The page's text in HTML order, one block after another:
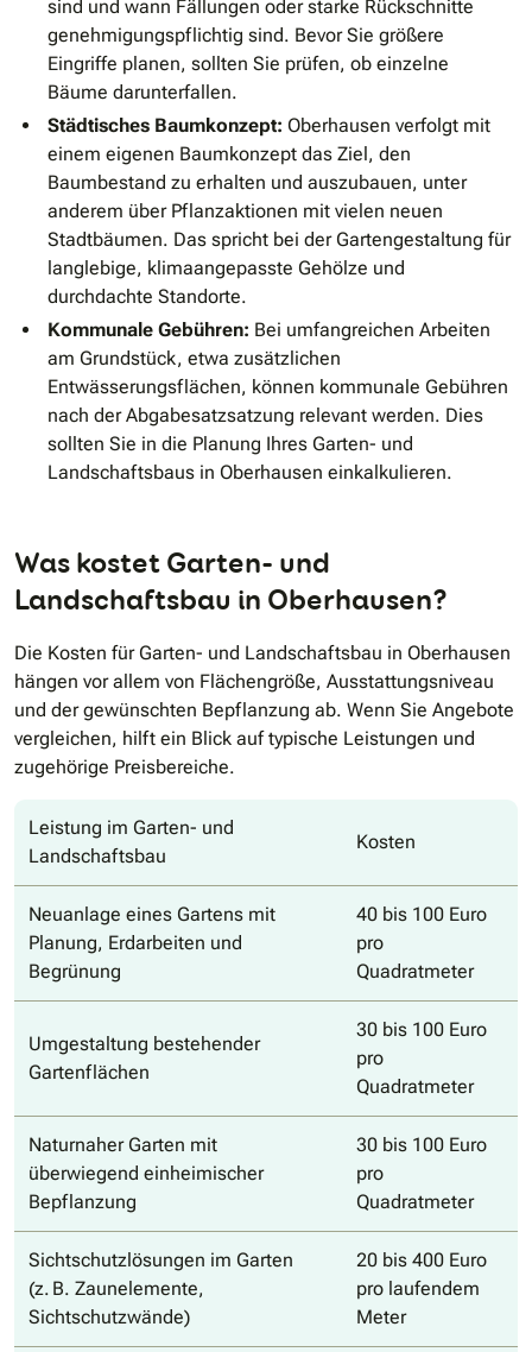
sind und wann Fällungen oder starke Rückschnitte
genehmigungspflichtig sind. Bevor Sie größere
Eingriffe planen, sollten Sie prüfen, ob einzelne
Bäume darunterfallen.
Städtisches Baumkonzept: Oberhausen verfolgt mit
einem eigenen Baumkonzept das Ziel, den
Baumbestand zu erhalten und auszubauen, unter
anderem über Pflanzaktionen mit vielen neuen
Stadtbäumen. Das spricht bei der Gartengestaltung für
langlebige, klimaangepasste Gehölze und
durchdachte Standorte.
Kommunale Gebühren: Bei umfangreichen Arbeiten
am Grundstück, etwa zusätzlichen
Entwässerungsflächen, können kommunale Gebühren
nach der Abgabesatzsatzung relevant werden. Dies
sollten Sie in die Planung Ihres Garten- und
Landschaftsbaus in Oberhausen einkalkulieren.
Was kostet Garten- und
Landschaftsbau in Oberhausen?
Die Kosten für Garten- und Landschaftsbau in Oberhausen
hängen vor allem von Flächengröße, Ausstattungsniveau
und der gewünschten Bepflanzung ab. Wenn Sie Angebote
vergleichen, hilft ein Blick auf typische Leistungen und
zugehörige Preisbereiche.
Leistung im Garten- und
Landschaftsbau
Kosten
Neuanlage eines Gartens mit
Planung, Erdarbeiten und
Begrünung
40 bis 100 Euro
pro
Quadratmeter
Umgestaltung bestehender
Gartenflächen
30 bis 100 Euro
pro
Quadratmeter
Naturnaher Garten mit
überwiegend einheimischer
Bepflanzung
30 bis 100 Euro
pro
Quadratmeter
Sichtschutzlösungen im Garten
(z. B. Zaunelemente,
Sichtschutzwände)
20 bis 400 Euro
pro laufendem
Meter